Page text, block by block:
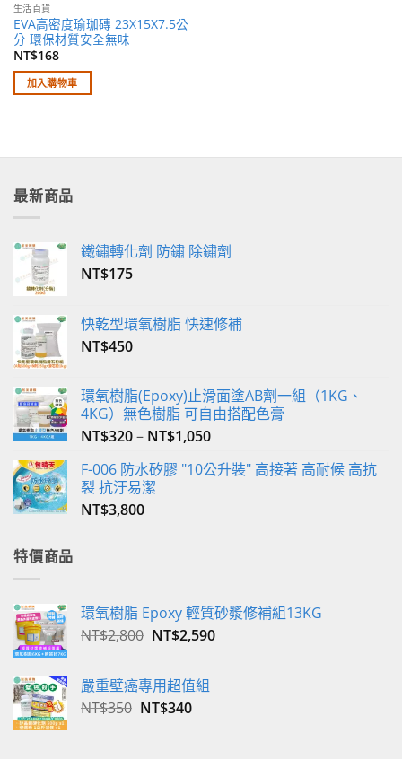
生活百貨
EVA高密度瑜珈磚 23X15X7.5公
分 環保材質安全無味
NT$168
加入購物車
最新商品
鐵鏽轉化劑 防鏽 除鏽劑
NT$175
快乾型環氧樹脂 快速修補
NT$450
環氧樹脂(Epoxy)止滑面塗AB劑一組（1KG、
4KG）無色樹脂 可自由搭配色膏
NT$320– NT$1,050
F-006 防水矽膠 "10公升裝" 高接著 高耐候 高抗
裂 抗汙易潔
NT$3,800
特價商品
環氧樹脂 Epoxy 輕質砂漿修補組13KG
NT$2,800 原
格：
NT$2,800。
NT$2,590目
嚴重壁癌專用超值組
NT$350 原
NT$340目